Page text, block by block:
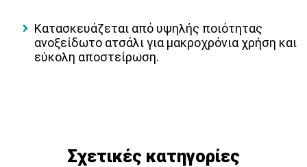
Κατασκευάζεται από υψηλής ποιότητας
ανοξείδωτο ατσάλι για μακροχρόνια χρήση και
εύκολη αποστείρωση.
Σχετικές κατηγορίες